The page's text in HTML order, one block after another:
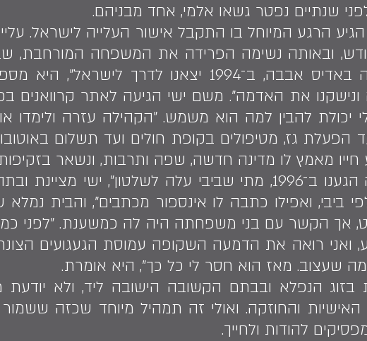
שנתיים נפטר גשאו אלמי, אחד מבניהם.
בשנת 1990 הגיע הרגע המיוחל בו התקבל אישור העלייה
ובאותה נשימה הפרידה את המשפחה המורחבת,
שנות המתנה באדיס אבבה, ב־1994 יצאנו
ונישקנו את האדמה". משם ישי הגיעה לאתר קרוואנים
יכולת להבין למה הוא משמש. "הקהילה עזרה ולימדו
הפעלת גז, מטיפולים בקופת חולים ועד תשלום
מאמץ לו מדינה חדשה, שפה ותרבות, ונשאר
"לפרדס חנה הגענו ב־1996, מתי שביבי עלה לשלטון",
ביבי, ואפילו כתבה לו אינספור מכתבים", והבית
אך הקשר עם בני משפחתה היה לה כמשענת. "לפני
ואני רואה את הדמעה השקופה עמוסת הגעגועים
שעצוב. מאז הוא חסר לי כל כך", היא אומרת.
בזוג הנפלא ובבתם הקשובה הישובה ליד, ולא
והחוזקה. ואולי זה תמהיל מיוחד שכזה
להודות ולחייך.